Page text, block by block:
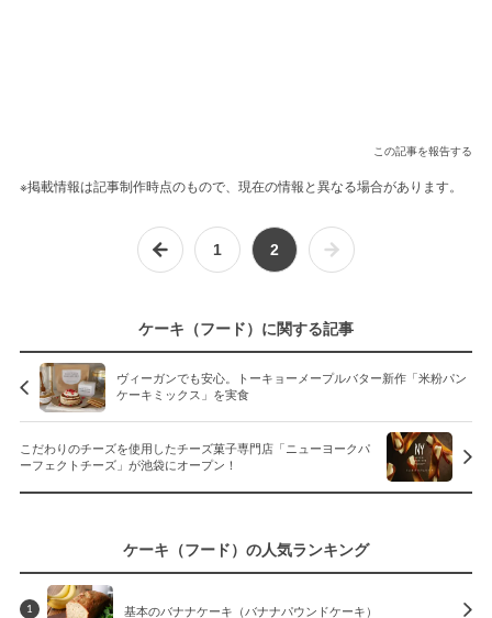
この記事を報告する
※掲載情報は記事制作時点のもので、現在の情報と異なる場合があります。
1 2
ケーキ（フード）に関する記事
ヴィーガンでも安心。トーキョーメープルバター新作「米粉パン
ケーキミックス」を実食
こだわりのチーズを使用したチーズ菓子専門店「ニューヨークパ
ーフェクトチーズ」が池袋にオープン！
ケーキ（フード）の人気ランキング
1 基本のバナナケーキ（バナナパウンドケーキ）